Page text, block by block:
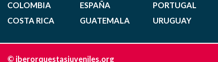
COLOMBIA
COSTA RICA
ESPAÑA
GUATEMALA
PORTUGAL
URUGUAY
© iberorquestasjuveniles.org